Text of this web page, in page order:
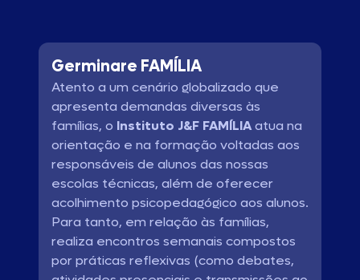
Germinare FAMÍLIA
Atento a um cenário globalizado que
apresenta demandas diversas às
famílias, o Instituto J&F FAMÍLIAatua na
orientação e na formação voltadas aos
responsáveis de alunos das nossas
escolas técnicas, além de oferecer
acolhimento psicopedagógico aos alunos.
Para tanto, em relação às famílias,
realiza encontros semanais compostos
por práticas reflexivas (como debates,